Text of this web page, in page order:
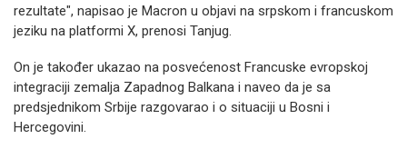
rezultate", napisao je Macron u objavi na srpskom i francuskom
jeziku na platformi X, prenosi Tanjug.
On je također ukazao na posvećenost Francuske evropskoj
integraciji zemalja Zapadnog Balkana i naveo da je sa
predsjednikom Srbije razgovarao i o situaciji u Bosni i
Hercegovini.